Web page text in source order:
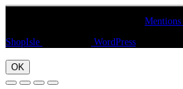
Mentions
ShopIsle
WordPress
OK